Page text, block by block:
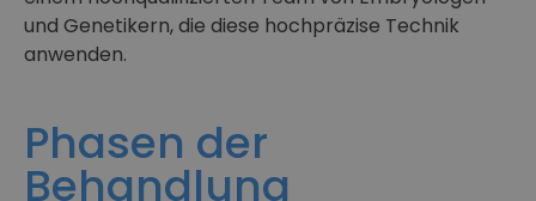
und Genetikern, die diese hochpräzise Technik
anwenden.
Phasen der
Behandlung